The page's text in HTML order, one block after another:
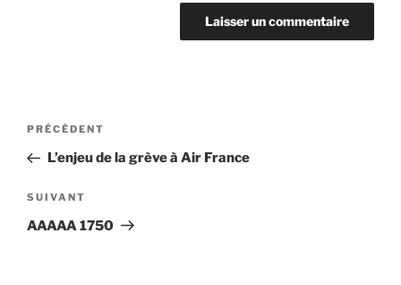
Navigation
l’article
Article
précédent
PRÉCÉDENT
L’enjeu de la grève à Air France
Article
suivant
SUIVANT
AAAAA 1750